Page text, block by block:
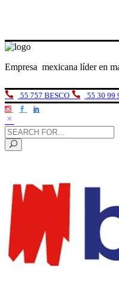
Empresa mexicana líder en
55 757 BESCO 55 30 99